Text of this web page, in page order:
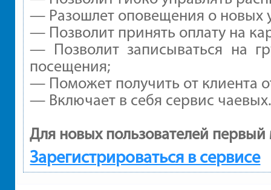
— Разошлет оповещения о новых
— Позволит принять оплату на
— Позволит записываться на
посещения;
— Поможет получить от клиента
— Включает в себя сервис чаевых.
Для новых пользователей первый
Зарегистрироваться в сервисе